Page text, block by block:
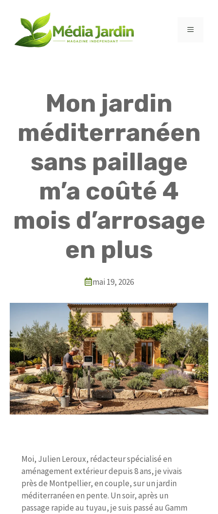
contenu
MENU
Mon jardin
méditerranéen
sans paillage
m’a coûté 4
mois d’arrosage
en plus
mai 19, 2026
Moi, Julien Leroux, rédacteur spécialisé en
aménagement extérieur depuis 8 ans, je vivais
près de Montpellier, en couple, sur un jardin
méditerranéen en pente. Un soir, après un
passage rapide au tuyau, je suis passé au Gamm